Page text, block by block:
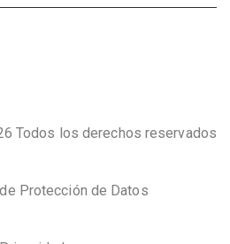
Todos los derechos reservados
Protección de Datos